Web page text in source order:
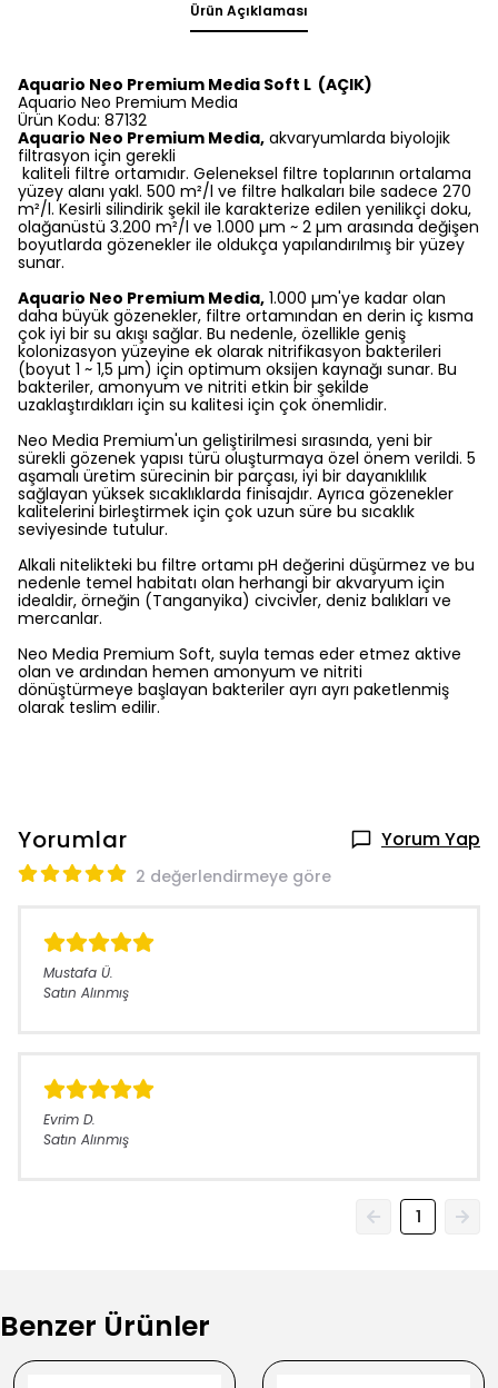
Ürün Açıklaması
Aquario Neo Premium Media Soft L (AÇIK)
Aquario Neo Premium Media
Ürün Kodu: 87132
Aquario Neo Premium Media, akvaryumlarda biyolojik
filtrasyon için gerekli
kaliteli filtre ortamıdır. Geleneksel filtre toplarının ortalama
yüzey alanı yakl. 500 m²/l ve filtre halkaları bile sadece 270
m²/l. Kesirli silindirik şekil ile karakterize edilen yenilikçi doku,
olağanüstü 3.200 m²/l ve 1.000 µm ~ 2 µm arasında değişen
boyutlarda gözenekler ile oldukça yapılandırılmış bir yüzey
sunar.
Aquario Neo Premium Media, 1.000 µm'ye kadar olan
daha büyük gözenekler, filtre ortamından en derin iç kısma
çok iyi bir su akışı sağlar. Bu nedenle, özellikle geniş
kolonizasyon yüzeyine ek olarak nitrifikasyon bakterileri
(boyut 1 ~ 1,5 µm) için optimum oksijen kaynağı sunar. Bu
bakteriler, amonyum ve nitriti etkin bir şekilde
uzaklaştırdıkları için su kalitesi için çok önemlidir.
Neo Media Premium'un geliştirilmesi sırasında, yeni bir
sürekli gözenek yapısı türü oluşturmaya özel önem verildi. 5
aşamalı üretim sürecinin bir parçası, iyi bir dayanıklılık
sağlayan yüksek sıcaklıklarda finisajdır. Ayrıca gözenekler
kalitelerini birleştirmek için çok uzun süre bu sıcaklık
seviyesinde tutulur.
Alkali nitelikteki bu filtre ortamı pH değerini düşürmez ve bu
nedenle temel habitatı olan herhangi bir akvaryum için
idealdir, örneğin (Tanganyika) civcivler, deniz balıkları ve
mercanlar.
Neo Media Premium Soft, suyla temas eder etmez aktive
olan ve ardından hemen amonyum ve nitriti
dönüştürmeye başlayan bakteriler ayrı ayrı paketlenmiş
olarak teslim edilir.
Yorumlar Yorum Yap
2 değerlendirmeye göre
Mustafa Ü.
Satın Alınmış
Evrim D.
Satın Alınmış
1
Benzer Ürünler